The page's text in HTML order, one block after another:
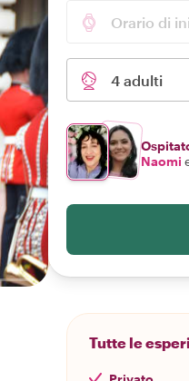
Orario di
4 adulti
Naomi
Tutte le